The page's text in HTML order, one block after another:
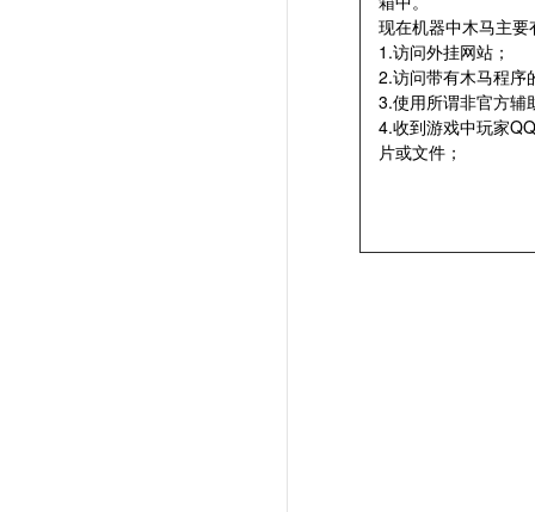
现在机器中木马主
1.访问外挂网站；
2.访问带有木马程序
3.使用所谓非官方辅
4.收到游戏中玩家
片或文件；